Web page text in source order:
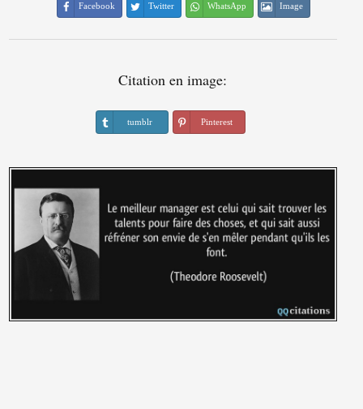
Facebook Twitter WhatsApp Image
Citation en image:
tumblr Pinterest